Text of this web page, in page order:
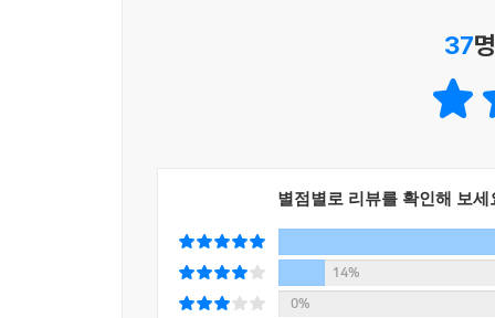
‘소유’한다. 그리고 결과적으로 외부의 다른 것
사례까지 아울러 연구하여 ‘이케아 효과’가 합리
방불케 한다. 종말론과 외계인을 숭배하는 사이
강화하는 과정을 자세히 다뤘다. 사이비 종교
왜냐하면 우리는 모두 자기 정체성이라는 종교를
- 라이언 홀리데이 (미디어 전략가, 『데일리 필로
위대한 미덕의 반대말 역시 위대한 미덕입니
- 셰인 패리쉬 (파남 스트리트Farnam Street 설립
‘제때 그만두기’는 단순한 예술이 아니라 과
37
별점별로 리뷰를 확인해 보세
14%
0%